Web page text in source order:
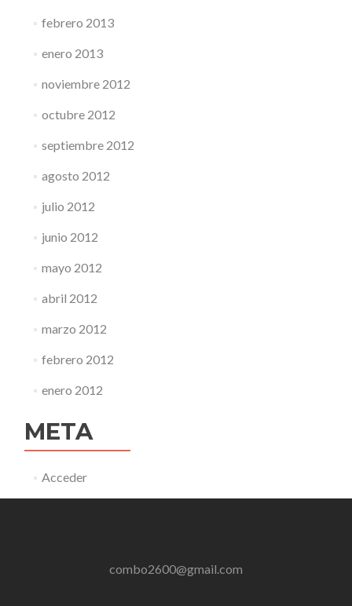
febrero 2013
enero 2013
noviembre 2012
octubre 2012
septiembre 2012
agosto 2012
julio 2012
junio 2012
mayo 2012
abril 2012
marzo 2012
febrero 2012
enero 2012
META
Acceder
combo2600@gmail.com